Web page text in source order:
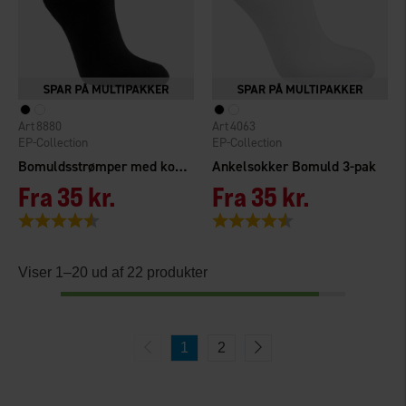
Bomuldsstrømper med kort skaft ToeInToe®
EP-Collection
8880
Fra35 kr.
Vurdering:
Ankelsokker Bomuld 3-pak
EP-Collection
4063
Fra35 kr.
Vurdering:
Viser 1–20 ud af 22 produkter
1 2